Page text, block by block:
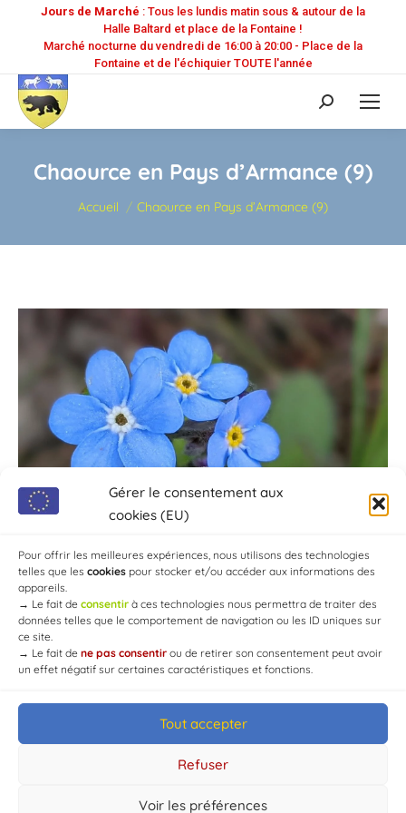
Gérer le consentement aux
cookies (EU)
Pour offrir les meilleures expériences, nous utilisons des technologies
telles que les cookies pour stocker et/ou accéder aux informations des
appareils.
→ Le fait de consentir à ces technologies nous permettra de traiter des
données telles que le comportement de navigation ou les ID uniques sur
ce site.
→ Le fait de ne pas consentir ou de retirer son consentement peut avoir
un effet négatif sur certaines caractéristiques et fonctions.
Tout accepter
Refuser
Voir les préférences
Jours de Marché : Tous les lundis matin sous & autour de la
Halle Baltard et place de la Fontaine !
Marché nocturne du vendredi de 16:00 à 20:00 - Place de la
Fontaine et de l'échiquier TOUTE l'année
Recherche
:
Chaource en Pays d’Armance (9)
Vous êtes ici :
Accueil Chaource en Pays d’Armance (9)
© Mairie de Chaource [2004-2024] | Tous droits réservés.
Developed byWEB3-DESIGN